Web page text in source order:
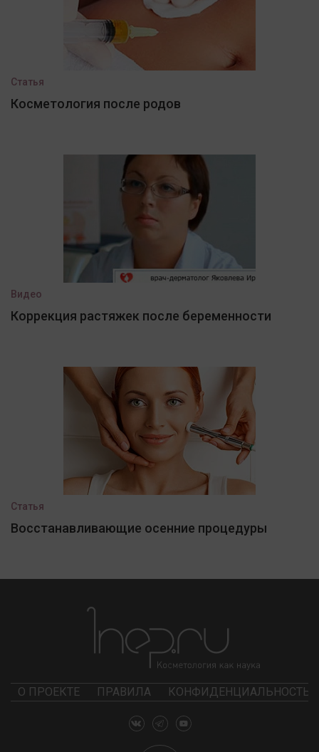
Статья
Косметология после родов
Видео
Коррекция растяжек после беременности
Статья
Восстанавливающие осенние процедуры
О ПРОЕКТЕ ПРАВИЛА КОНФИДЕНЦИАЛЬНОСТЬ